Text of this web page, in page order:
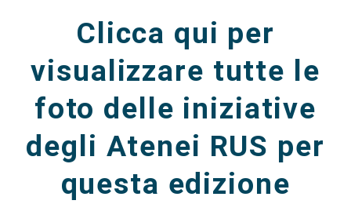
Clicca qui per
visualizzare tutte le
foto delle iniziative
degli Atenei RUS per
questa edizione